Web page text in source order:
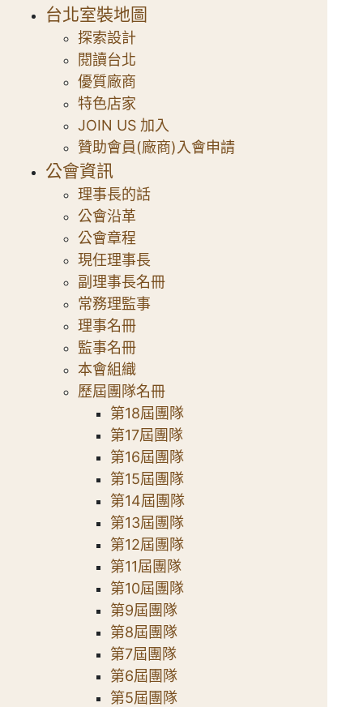
台北室裝地圖
探索設計
閱讀台北
優質廠商
特色店家
JOIN US 加入
贊助會員(廠商)入會申請
公會資訊
理事長的話
公會沿革
公會章程
現任理事長
副理事長名冊
常務理監事
理事名冊
監事名冊
本會組織
歷屆團隊名冊
第18屆團隊
第17屆團隊
第16屆團隊
第15屆團隊
第14屆團隊
第13屆團隊
第12屆團隊
第11屆團隊
第10屆團隊
第9屆團隊
第8屆團隊
第7屆團隊
第6屆團隊
第5屆團隊